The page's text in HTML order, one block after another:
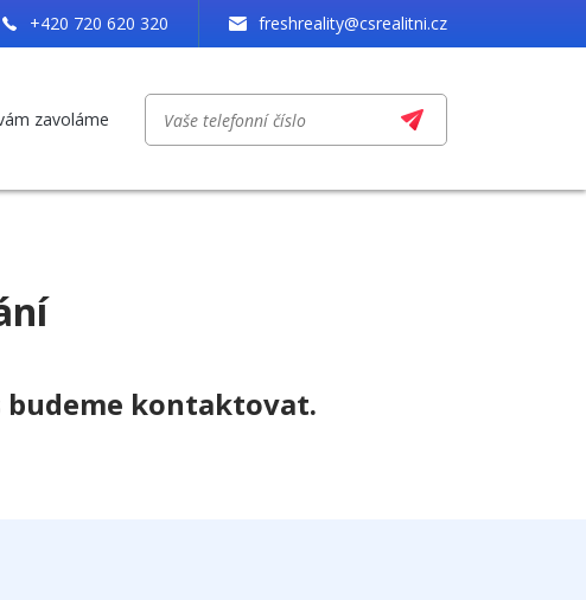
+420 720 620 320 freshreality@csrealitni.cz
zavoláme
budeme kontaktovat.